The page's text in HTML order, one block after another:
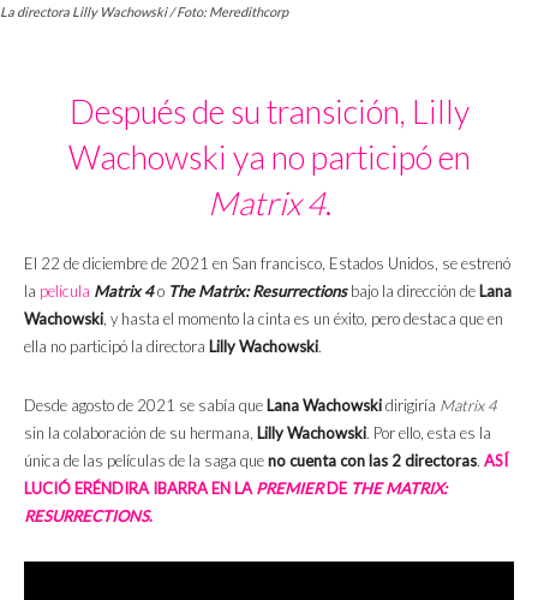
La directora Lilly Wachowski / Foto: Meredithcorp
Después de su transición, Lilly
Wachowski ya no participó en
Matrix 4.
El 22 de diciembre de 2021 en San francisco, Estados Unidos, se estrenó
la película Matrix 4o The Matrix: Resurrectionsbajo la dirección de Lana
Wachowski, y hasta el momento la cinta es un éxito, pero destaca que en
ella no participó la directora Lilly Wachowski.
Desde agosto de 2021 se sabía que Lana Wachowskidirigiría Matrix 4
sin la colaboración de su hermana, Lilly Wachowski. Por ello, esta es la
única de las películas de la saga queno cuenta con las 2 directoras. ASÍ
LUCIÓ ERÉNDIRA IBARRA EN LAPREMIERDE THE MATRIX:
RESURRECTIONS.